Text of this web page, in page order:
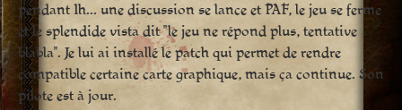
pendant 1h… une discussion se lance et PAF, le jeu se ferme
et le splendide vista dit "le jeu ne répond plus, tentative
blabla". Je lui ai installé le patch qui permet de rendre
compatible certaine carte graphique, mais ça continue. Son
pilote est à jour.